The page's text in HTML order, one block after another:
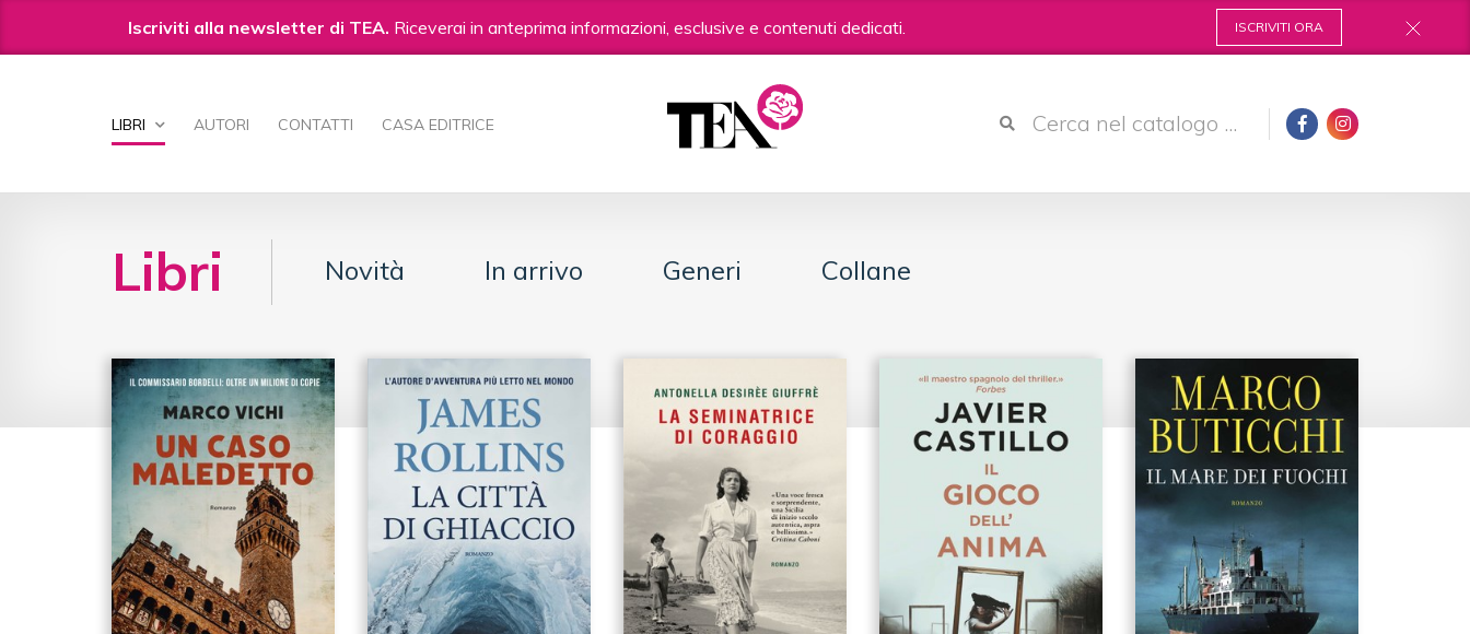
Iscriviti alla newsletter di TEA. Riceverai in anteprima informazioni, esclusive e contenuti dedicati. ISCRIVITI ORA
LIBRI AUTORI CONTATTI CASA EDITRICE
contenuti.
|
Libri Novità In arrivo Generi Collane